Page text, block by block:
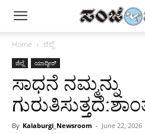
Home ಜಿಲ್ಲೆ
ಜಿಲ್ಲೆ ಯಾದ್ಗೀರ್
ಸಾಧನೆ ನಮ್ಮನ್ನು
By Kalaburgi_Newsroom - June 22, 2026